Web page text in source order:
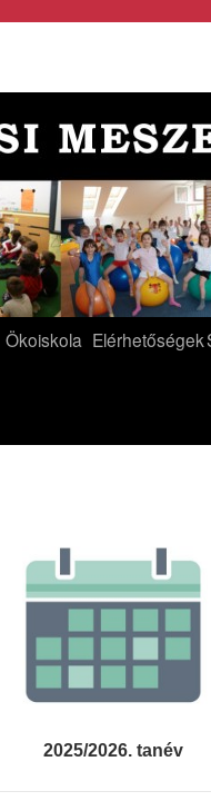
Ökoiskola Elérhetőségek
2025/2026. tanév